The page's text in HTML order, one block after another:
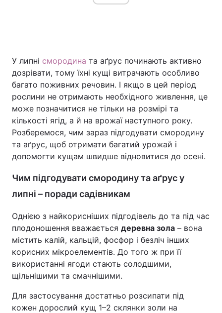
Головна Війна
Україна Політика
Економіка Світ
Спорт Наука
Цікавинки Погода
Екологія Регіони
Лонгріди
Відео з Youtube Статті
У липні смородина та аґрус починають активно
дозрівати, тому їхні кущі витрачають особливо
багато поживних речовин. І якщо в цей період
рослини не отримають необхідного живлення, це
може позначитися не тільки на розмірі та
кількості ягід, а й на врожаї наступного року.
Розберемося, чим зараз підгодувати смородину
та аґрус, щоб отримати багатий урожай і
допомогти кущам швидше відновитися до осені.
Чим підгодувати смородину та аґрус у
липні – поради садівникам
Однією з найкорисніших підгодівель до та під час
плодоношення вважається деревна зола – вона
містить калій, кальцій, фосфор і безліч інших
корисних мікроелементів. До того ж при її
використанні ягоди стають солодшими,
щільнішими та смачнішими.
Для застосування достатньо розсипати під
кожен дорослий кущ 1–2 склянки золи на